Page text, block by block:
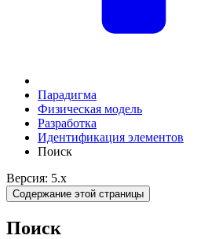
Парадигма
Физическая модель
Разработка
Идентификация элементов
Поиск
Версия: 5.x
Содержание этой страницы
Поиск